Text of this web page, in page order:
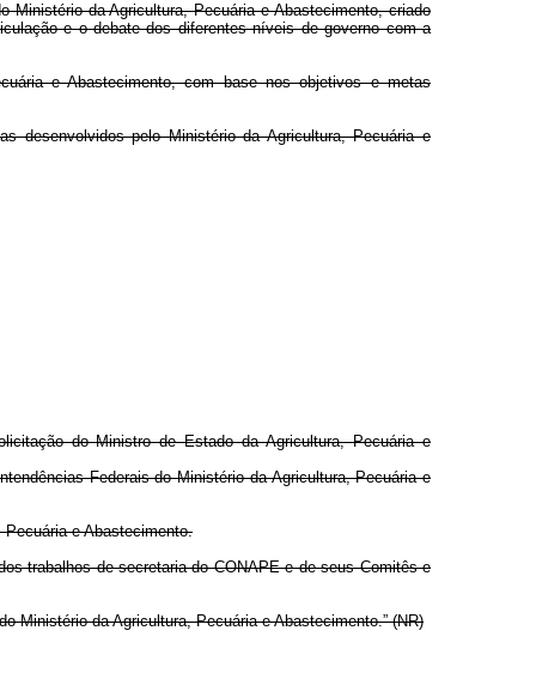
Ministério da Agricultura, Pecuária e Abastecimento, criado
e o debate dos diferentes níveis de governo com a
e Abastecimento, com base nos objetivos e metas
desenvolvidos pelo Ministério da Agricultura, Pecuária e
do Ministro de Estado da Agricultura, Pecuária e
Federais do Ministério da Agricultura, Pecuária e
e Abastecimento.
trabalhos de secretaria do CONAPE e de seus Comitês e
Ministério da Agricultura, Pecuária e Abastecimento.” (NR)